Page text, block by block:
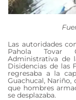
Las autoridades
Pahola Tovar
Administrativa de
Disidencias de las
regresaba a la
Guachucal, Nariño,
que hombres
se desplazaba.